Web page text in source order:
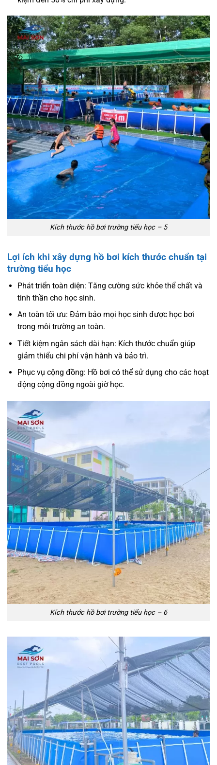
Kích thước hồ bơi trường tiểu học – 5
Lợi ích khi xây dựng hồ bơi kích thước chuẩn tại
trường tiểu học
Phát triển toàn diện: Tăng cường sức khỏe thể chất và
tinh thần cho học sinh.
An toàn tối ưu: Đảm bảo mọi học sinh được học bơi
trong môi trường an toàn.
Tiết kiệm ngân sách dài hạn: Kích thước chuẩn giúp
giảm thiểu chi phí vận hành và bảo trì.
Phục vụ cộng đồng: Hồ bơi có thể sử dụng cho các hoạt
động cộng đồng ngoài giờ học.
Kích thước hồ bơi trường tiểu học – 6